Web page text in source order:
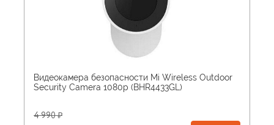
Видеокамера безопасности Mi Wireless Outdoor
Security Camera 1080p (BHR4433GL)
4 990 ₽